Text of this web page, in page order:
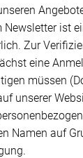
Newsletter ist
Zur
eine
müssen
unserer
Namen auf